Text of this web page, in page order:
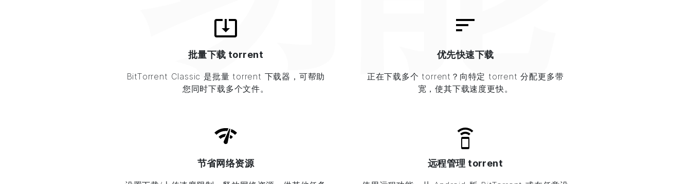
批量下载 torrent
BitTorrent Classic 是批量 torrent 下载器，可帮助
您同时下载多个文件。
优先快速下载
正在下载多个 torrent？向特定 torrent 分配更多带
宽，使其下载速度更快。
节省网络资源 远程管理 torrent